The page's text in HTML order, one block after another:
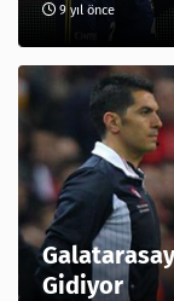
9 yıl önce
Gidiyor